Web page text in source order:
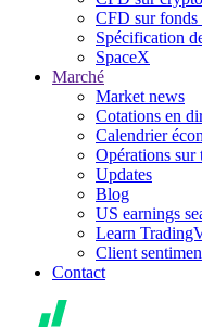
CFD sur
Spécification
SpaceX
Marché
Market news
Cotations en
Calendrier
Opérations sur
Updates
Blog
US earnings
Learn
Client
Contact